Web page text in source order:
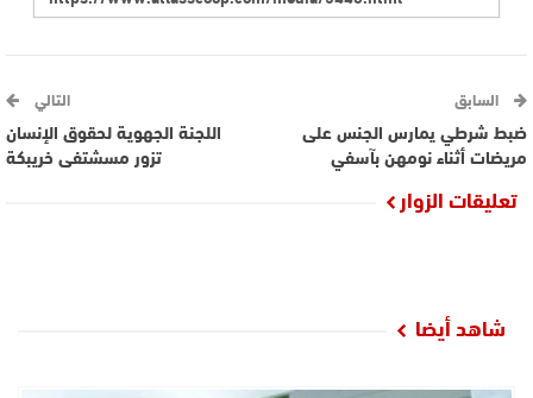
السابق
ضبط شرطي يمارس الجنس على
مريضات أثناء نومهن بآسفي
التالي
اللجنة الجهوية لحقوق الإنسان
تزور مسشتفى خريبكة
تعليقات الزوار
شاهد أيضا